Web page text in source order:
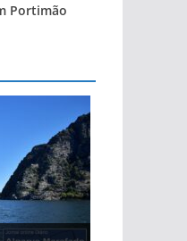
Portimão
(com